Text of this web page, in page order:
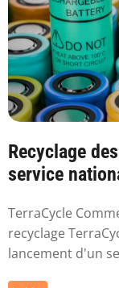
Recyclage
service
TerraCycle
recyclage
lancement d'un